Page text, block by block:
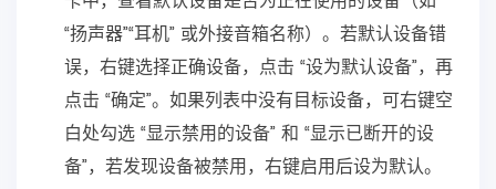
“扬声器”“耳机” 或外接音箱名称）。若默认设备错
误，右键选择正确设备，点击 “设为默认设备”，再
点击 “确定”。如果列表中没有目标设备，可右键空
白处勾选 “显示禁用的设备” 和 “显示已断开的设
备”，若发现设备被禁用，右键启用后设为默认。